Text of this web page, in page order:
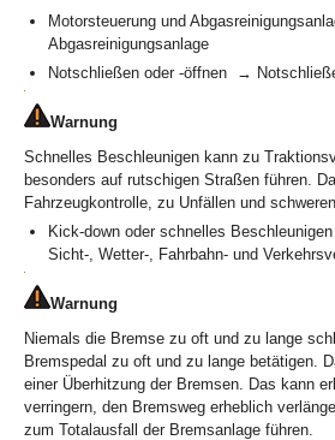
Motorsteuerung und
Abgasreinigungsanlage
Notschließen oder -öffnen →
Warnung
Schnelles Beschleunigen kann zu
besonders auf rutschigen Straßen führen.
Fahrzeugkontrolle, zu Unfällen und
Kick-down oder schnelles
Sicht-, Wetter-, Fahrbahn- und
Warnung
Niemals die Bremse zu oft und zu lange
Bremspedal zu oft und zu lange betätigen.
einer Überhitzung der Bremsen. Das kann
verringern, den Bremsweg erheblich
zum Totalausfall der Bremsanlage führen.